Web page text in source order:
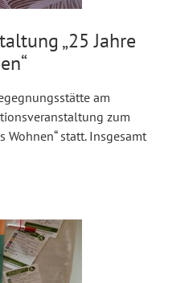
„25 Jahre
am
zum
Wohnen“ statt. Insgesamt